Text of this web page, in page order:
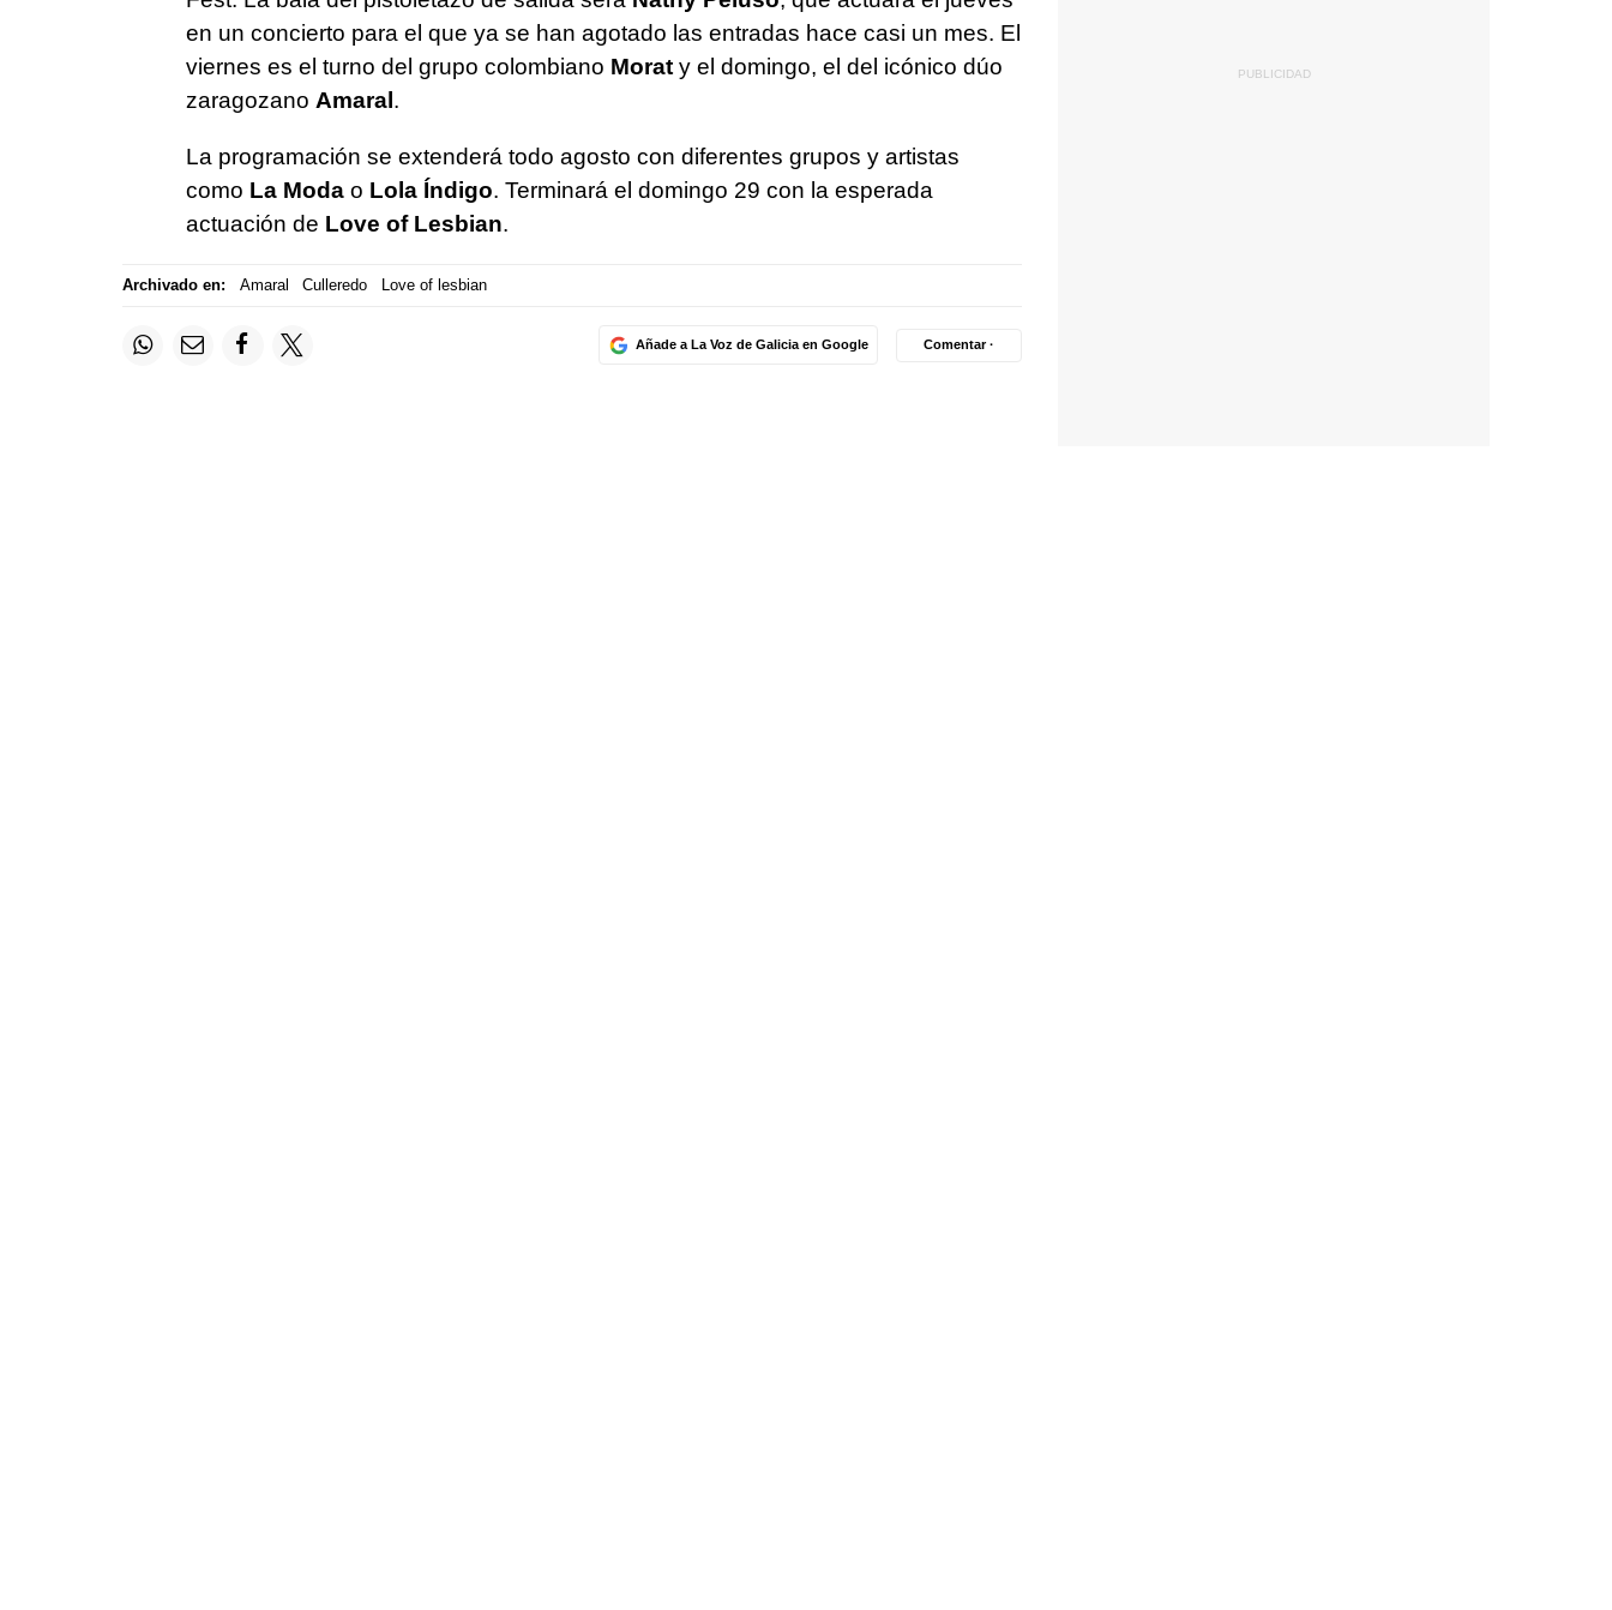
en un concierto para el que ya se han agotado las entradas hace casi un mes. El
viernes es el turno del grupo colombiano Moraty el domingo, el del icónico dúo
zaragozano Amaral.
La programación se extenderá todo agosto con diferentes grupos y artistas
como La Modao Lola Índigo. Terminará el domingo 29 con la esperada
actuación de Love of Lesbian.
Archivado en: Amaral Culleredo Love of lesbian
Añade a La Voz de Galicia en Google Comentar ·